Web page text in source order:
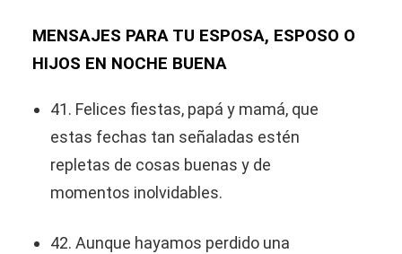
MENSAJES PARA TU ESPOSA, ESPOSO O
HIJOS EN NOCHE BUENA
41. Felices fiestas, papá y mamá, que
estas fechas tan señaladas estén
repletas de cosas buenas y de
momentos inolvidables.
42. Aunque hayamos perdido una